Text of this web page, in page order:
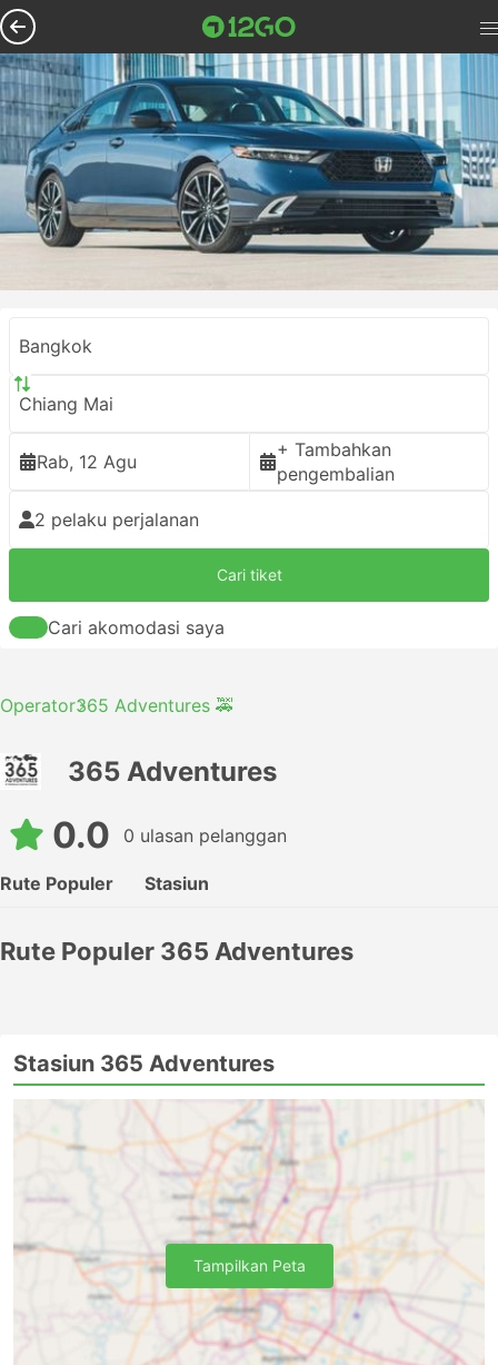
Bangkok
Chiang Mai
Rab, 12 Agu
+ Tambahkan
pengembalian
2 pelaku perjalanan
Cari tiket
Cari akomodasi saya
Operator365 Adventures 🚕
365 Adventures
0.0 0 ulasan pelanggan
Rute Populer Stasiun
Rute Populer 365 Adventures
Stasiun 365 Adventures
Tampilkan Peta